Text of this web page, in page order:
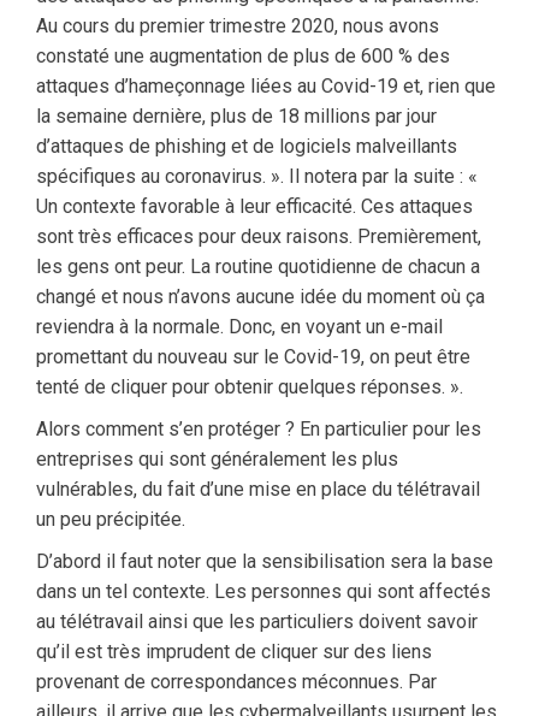
Au cours du premier trimestre 2020, nous avons
constaté une augmentation de plus de 600 % des
attaques d’hameçonnage liées au Covid-19 et, rien que
la semaine dernière, plus de 18 millions par jour
d’attaques de phishing et de logiciels malveillants
spécifiques au coronavirus. ». Il notera par la suite : «
Un contexte favorable à leur efficacité. Ces attaques
sont très efficaces pour deux raisons. Premièrement,
les gens ont peur. La routine quotidienne de chacun a
changé et nous n’avons aucune idée du moment où ça
reviendra à la normale. Donc, en voyant un e-mail
promettant du nouveau sur le Covid-19, on peut être
tenté de cliquer pour obtenir quelques réponses. ».
Alors comment s’en protéger ? En particulier pour les
entreprises qui sont généralement les plus
vulnérables, du fait d’une mise en place du télétravail
un peu précipitée.
D’abord il faut noter que la sensibilisation sera la base
dans un tel contexte. Les personnes qui sont affectés
au télétravail ainsi que les particuliers doivent savoir
qu’il est très imprudent de cliquer sur des liens
provenant de correspondances méconnues. Par